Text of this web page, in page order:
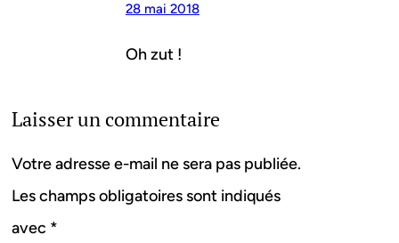
28 mai 2018
Oh zut !
Laisser un commentaire
Votre adresse e-mail ne sera pas publiée.
Les champs obligatoires sont indiqués
avec *